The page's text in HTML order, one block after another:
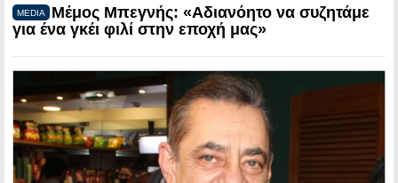
MEDIA
Μέμος Μπεγνής: «Αδιανόητο να συζητάμε
για ένα γκέι φιλί στην εποχή μας»